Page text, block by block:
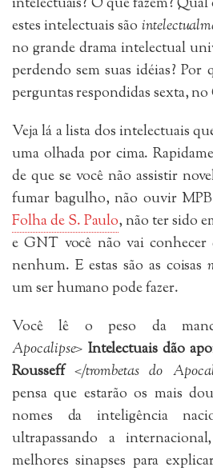
estes intelectuais são
no grande drama intelectual
perdendo sem suas idéias? Por
perguntas respondidas sexta,
Veja lá a lista dos intelectuais
uma olhada por cima.
de que se você não assistir
fumar bagulho, não ouvir
Folha de S. Paulo, não ter sido
e GNT você não vai conhecer
nenhum. E estas são as coisas
um ser humano pode fazer.
Você lê o peso da
Apocalipse> Intelectuais dão
Rousseff</trombetas do
pensa que estarão os mais
nomes da inteligência
ultrapassando a
melhores sinapses para